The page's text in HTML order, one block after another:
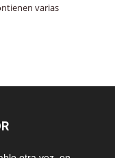
varias